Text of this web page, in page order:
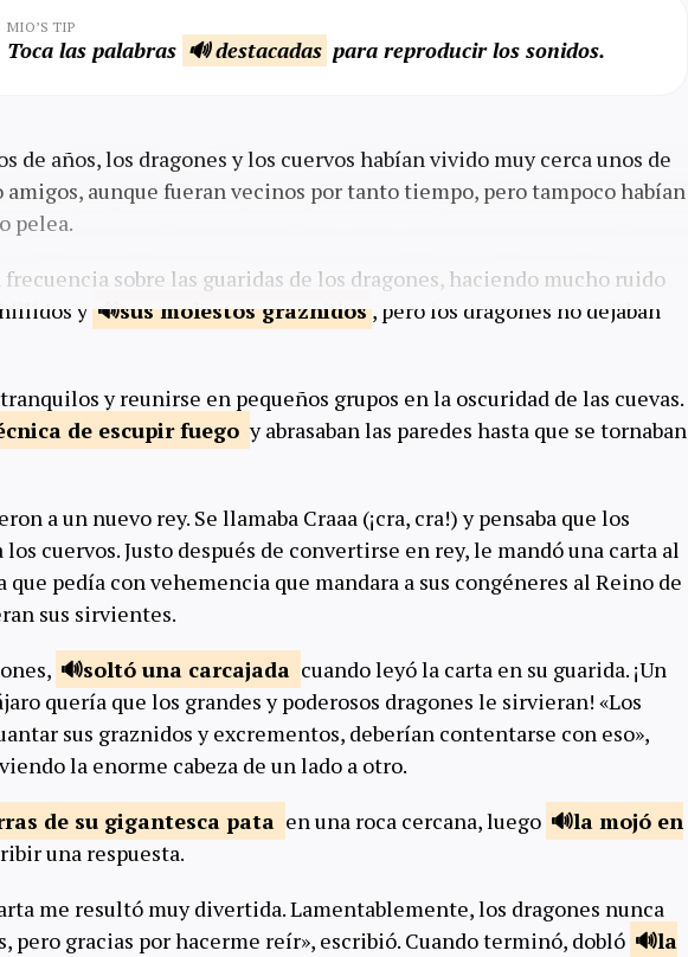
MIO’S TIP
Toca las palabras 🔊 destacadas para reproducir los sonidos.
de años, los dragones y los cuervos habían vivido muy cerca unos de
amigos, aunque fueran vecinos por tanto tiempo, pero tampoco habían
pelea.
frecuencia sobre las guaridas de los dragones, haciendo mucho ruido
y
sus molestosgraznidos , pero los dragones no dejaban
y reunirse en pequeños grupos en la oscuridad de las cuevas.
de escupirfuego y abrasaban las paredes hasta que se tornaban
a un nuevo rey. Se llamaba Craaa (¡cra, cra!) y pensaba que los
cuervos. Justo después de convertirse en rey, le mandó una carta al
que pedía con vehemencia que mandara a sus congéneres al Reino de
sus sirvientes.
soltó una carcajada cuando leyó la carta en su guarida. ¡Un
quería que los grandes y poderosos dragones le sirvieran! «Los
sus graznidos y excrementos, deberían contentarse con eso»,
la enorme cabeza de un lado a otro.
de su gigantesca pata en una roca cercana, luego
la mojó en
una respuesta.
me resultó muy divertida. Lamentablemente, los dragones nunca
pero gracias por hacerme reír», escribió. Cuando terminó, dobló
la